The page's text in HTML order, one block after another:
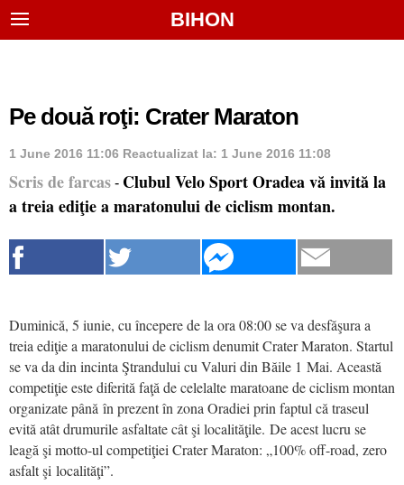
BIHON
Pe două roţi: Crater Maraton
1 June 2016 11:06 Reactualizat la: 1 June 2016 11:08
Scris de farcas - Clubul Velo Sport Oradea vă invită la
a treia ediţie a maratonului de ciclism montan.
Duminică, 5 iunie, cu începere de la ora 08:00 se va desfăşura a
treia ediţie a maratonului de ciclism denumit Crater Maraton. Startul
se va da din incinta Ştrandului cu Valuri din Băile 1 Mai. Această
competiţie este diferită faţă de celelalte maratoane de ciclism montan
organizate până în prezent în zona Oradiei prin faptul că traseul
evită atât drumurile asfaltate cât şi localităţile. De acest lucru se
leagă şi motto-ul competiţiei Crater Maraton: „100% off-road, zero
asfalt şi localităţi”.